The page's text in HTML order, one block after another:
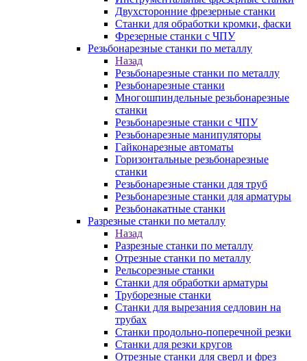
Двухсторонние фрезерные станки
Станки для обработки кромки, фаски
Фрезерные станки с ЧПУ
Резьбонарезные станки по металлу
Назад
Резьбонарезные станки по металлу
Резьбонарезные станки
Многошпиндельные резьбонарезные
станки
Резьбонарезные станки с ЧПУ
Резьбонарезные манипуляторы
Гайконарезные автоматы
Горизонтальные резьбонарезные
станки
Резьбонарезные станки для труб
Резьбонарезные станки для арматуры
Резьбонакатные станки
Разрезные станки по металлу
Назад
Разрезные станки по металлу
Отрезные станки по металлу
Рельсорезные станки
Станки для обработки арматуры
Труборезные станки
Станки для вырезания седловин на
трубаx
Станки продольно-поперечной резки
Станки для резки кругов
Отрезные станки для сверл и фрез